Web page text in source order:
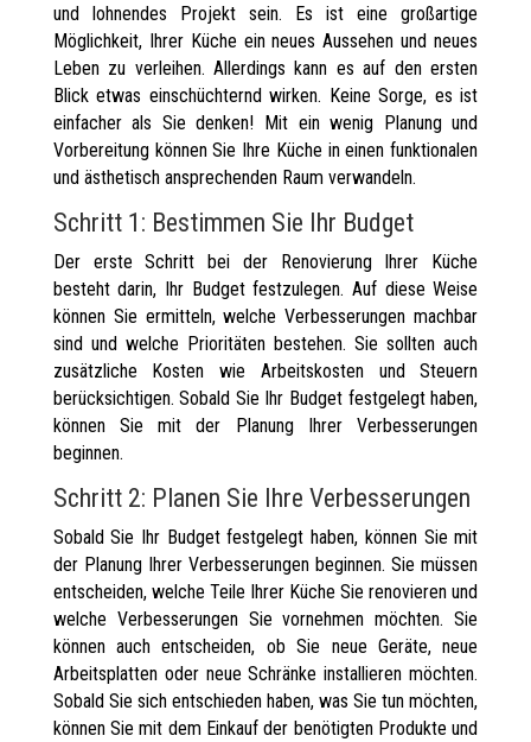
und lohnendes Projekt sein. Es ist eine großartige
Möglichkeit, Ihrer Küche ein neues Aussehen und neues
Leben zu verleihen. Allerdings kann es auf den ersten
Blick etwas einschüchternd wirken. Keine Sorge, es ist
einfacher als Sie denken! Mit ein wenig Planung und
Vorbereitung können Sie Ihre Küche in einen funktionalen
und ästhetisch ansprechenden Raum verwandeln.
Schritt 1: Bestimmen Sie Ihr Budget
Der erste Schritt bei der Renovierung Ihrer Küche
besteht darin, Ihr Budget festzulegen. Auf diese Weise
können Sie ermitteln, welche Verbesserungen machbar
sind und welche Prioritäten bestehen. Sie sollten auch
zusätzliche Kosten wie Arbeitskosten und Steuern
berücksichtigen. Sobald Sie Ihr Budget festgelegt haben,
können Sie mit der Planung Ihrer Verbesserungen
beginnen.
Schritt 2: Planen Sie Ihre Verbesserungen
Sobald Sie Ihr Budget festgelegt haben, können Sie mit
der Planung Ihrer Verbesserungen beginnen. Sie müssen
entscheiden, welche Teile Ihrer Küche Sie renovieren und
welche Verbesserungen Sie vornehmen möchten. Sie
können auch entscheiden, ob Sie neue Geräte, neue
Arbeitsplatten oder neue Schränke installieren möchten.
Sobald Sie sich entschieden haben, was Sie tun möchten,
können Sie mit dem Einkauf der benötigten Produkte und